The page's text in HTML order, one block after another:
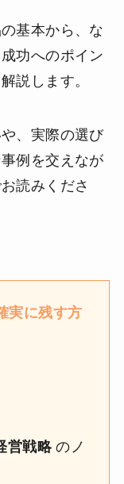
基本から、な
功へのポイン
説します。
、実際の選び
例を交えなが
読みくださ
実に残す方
営戦略 のノ